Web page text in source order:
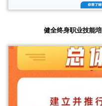
健全终身职业技能